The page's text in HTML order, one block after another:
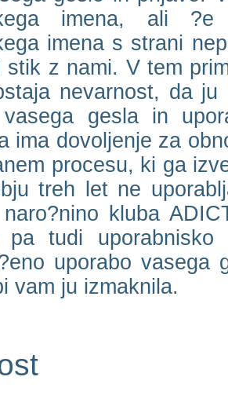
imena, ali
imena s strani
stik z nami. V tem
nevarnost, da
gesla in
ima dovoljenje za
procesu, ki ga
treh let ne
kluba
pa tudi
uporabo
vam ju izmaknila.